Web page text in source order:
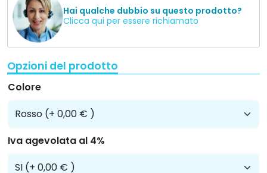
Hai qualche dubbio su questo prodotto?
Clicca qui per essere richiamato
Opzioni del prodotto
Colore
Iva agevolata al 4%